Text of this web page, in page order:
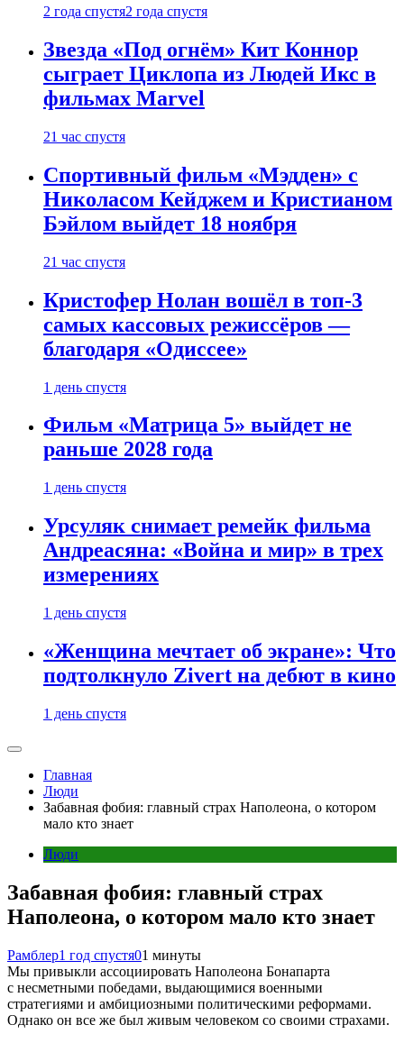
2 года спустя2 года спустя
Звезда «Под огнём» Кит Коннор
сыграет Циклопа из Людей Икс в
фильмах Marvel
21 час спустя
Спортивный фильм «Мэдден» с
Николасом Кейджем и Кристианом
Бэйлом выйдет 18 ноября
21 час спустя
Кристофер Нолан вошёл в топ-3
самых кассовых режиссёров —
благодаря «Одиссее»
1 день спустя
Фильм «Матрица 5» выйдет не
раньше 2028 года
1 день спустя
Урсуляк снимает ремейк фильма
Андреасяна: «Война и мир» в трех
измерениях
1 день спустя
«Женщина мечтает об экране»: Что
подтолкнуло Zivert на дебют в кино
1 день спустя
Главная
Люди
Забавная фобия: главный страх Наполеона, о котором
мало кто знает
Люди
Забавная фобия: главный страх
Наполеона, о котором мало кто знает
Рамблер1 год спустя01 минуты
Мы привыкли ассоциировать Наполеона Бонапарта
с несметными победами, выдающимися военными
стратегиями и амбициозными политическими реформами.
Однако он все же был живым человеком со своими страхами.